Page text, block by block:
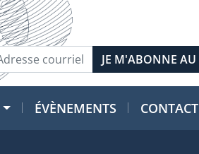
ÉVÈNEMENTS CONTACT